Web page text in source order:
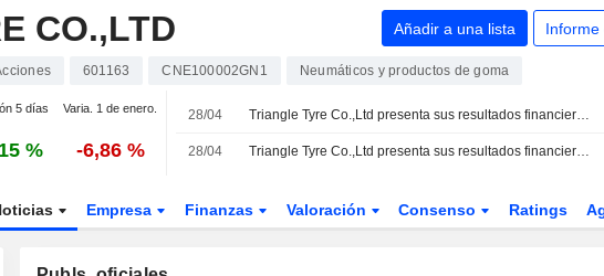
CO.,LTD Añadir a una lista Informe
601163 CNE100002GN1 Neumáticos y productos de goma
5 días Varia. 1 de enero.
% -6,86 %
28/04 Triangle Tyre Co.,Ltd presenta sus resultados financieros correspondientes al ejercicio cerrado el 31 de diciembre de 2025
28/04 Triangle Tyre Co.,Ltd presenta sus resultados financieros del primer trimestre finalizado el 31 de marzo de 2026
Empresa Finanzas Valoración Consenso Ratings